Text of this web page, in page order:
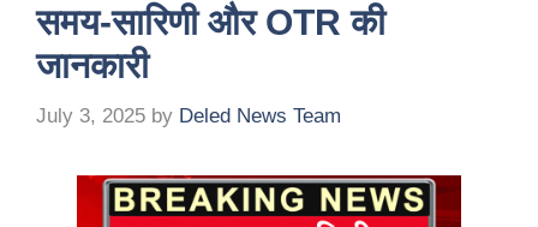
समय‑सारिणी और OTR की
जानकारी
July 3, 2025 by Deled News Team